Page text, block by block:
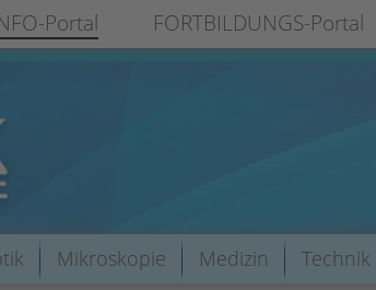
Portal FORTBILDUNGS-Portal
Mikroskopie Medizin Technik